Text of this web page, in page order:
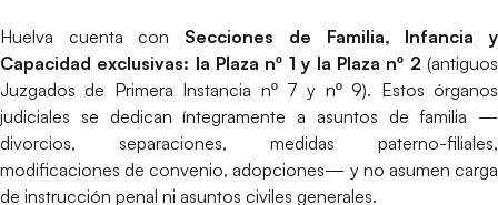
Huelva cuenta con Secciones de Familia, Infancia y
Capacidad exclusivas: la Plaza nº 1 y la Plaza nº 2 (antiguos
Juzgados de Primera Instancia nº 7 y nº 9). Estos órganos
judiciales se dedican íntegramente a asuntos de familia —
divorcios, separaciones, medidas paterno-filiales,
modificaciones de convenio, adopciones— y no asumen carga
de instrucción penal ni asuntos civiles generales.